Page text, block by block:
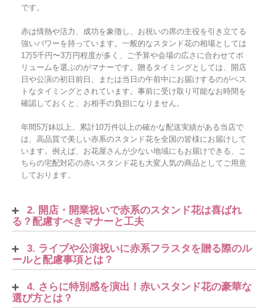
です。
赤は情熱や活力、成功を象徴し、お祝いの席の主役を引き立てる
強いパワーを持っています。一般的なスタンド花の相場としては
1万5千円〜3万円程度が多く、ご予算や会場の広さに合わせてボ
リュームを選ぶのがマナーです。贈るタイミングとしては、開店
日や公演の初日前日、または当日の午前中にお届けするのがベス
トなタイミングとされています。事前に受け取り可能なお時間を
確認しておくと、お相手の負担になりません。
年間5万鉢以上、累計10万件以上の確かな配送実績がある当店で
は、高品質で美しい赤系のスタンド花を全国の皆様にお届けして
います。例えば、お花屋さんが少ない地域にもお届けできる、こ
ちらの宅配対応の赤いスタンド花も大変人気の商品としてご用意
しております。
2. 開店・開業祝いで赤系のスタンド花は喜ばれ
る？配慮すべきマナーと工夫
3. ライブや公演祝いに赤系フラスタを贈る際のル
ールと配慮事項とは？
4. さらに特別感を演出！赤いスタンド花の豪華な
選び方とは？